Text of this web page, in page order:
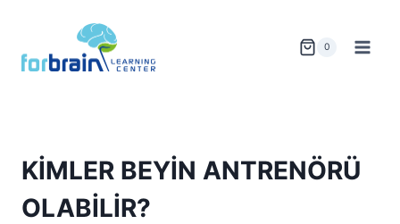
content
0
KİMLER BEYİN ANTRENÖRÜ
OLABİLİR?